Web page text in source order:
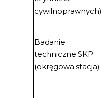
cywilnoprawnych)
Badanie
techniczne SKP
(okręgowa stacja)